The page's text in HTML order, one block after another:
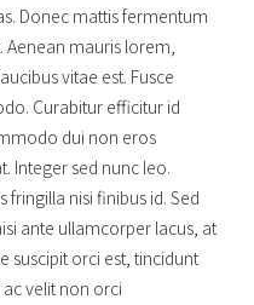
Donec mattis fermentum
Aenean mauris lorem,
vitae est. Fusce
Curabitur efficitur id
dui non eros
Integer sed nunc leo.
nisi finibus id. Sed
ante ullamcorper lacus, at
suscipit orci est, tincidunt
velit non orci